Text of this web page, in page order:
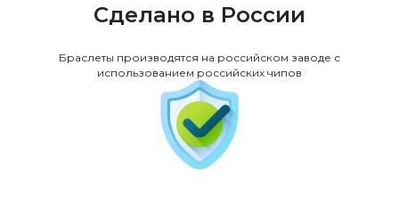
Сделано в России
Браслеты производятся на российском заводе с
использованием российских чипов